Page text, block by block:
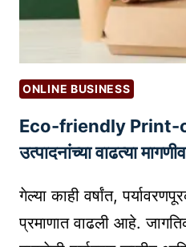
G
A
N
O
N
L
I
E
E
I
T
Y
B
A
S
I
S
प्र
त्ये
ONLINE BUSINESS
Eco-friendly Print-
उत्पादनांच्या वाढत्या
गेल्या काही वर्षांत,
प्रमाणात वाढली आहे.